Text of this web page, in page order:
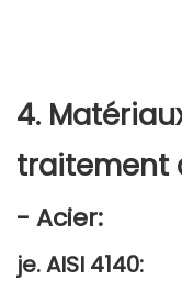
4.
traitement
- Acier:
je. AISI 4140: